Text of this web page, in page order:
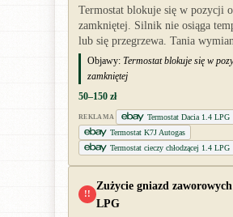
Termostat blokuje się w pozycji
zamkniętej. Silnik nie osiąga
lub się przegrzewa. Tania
Objawy: Termostat blokuje się w
zamkniętej
50–150 zł
REKLAMA
Termostat Dacia 1.4 LPG
Termostat K7J Autogas
Termostat cieczy chłodzącej 1.4 LPG
!!
Zużycie gniazd
LPG